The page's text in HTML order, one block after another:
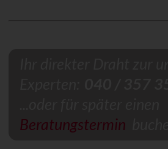
Beratungstermin